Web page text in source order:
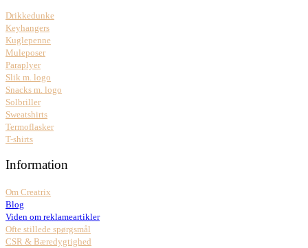
Drikkedunke
Keyhangers
Kuglepenne
Muleposer
Paraplyer
Slik m. logo
Snacks m. logo
Solbriller
Sweatshirts
Termoflasker
T-shirts
Information
Om Creatrix
Blog
Viden om reklameartikler
Ofte stillede spørgsmål
CSR & Bæredygtighed